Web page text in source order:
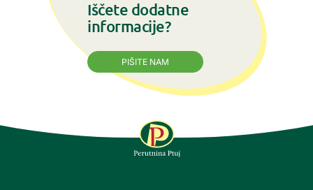
Iščete dodatne
informacije?
PIŠITE NAM